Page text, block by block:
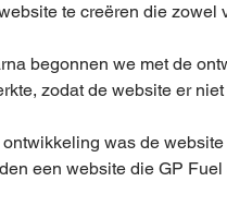
te creëren die
begonnen we met de
zodat de website er
was de
een website die GP